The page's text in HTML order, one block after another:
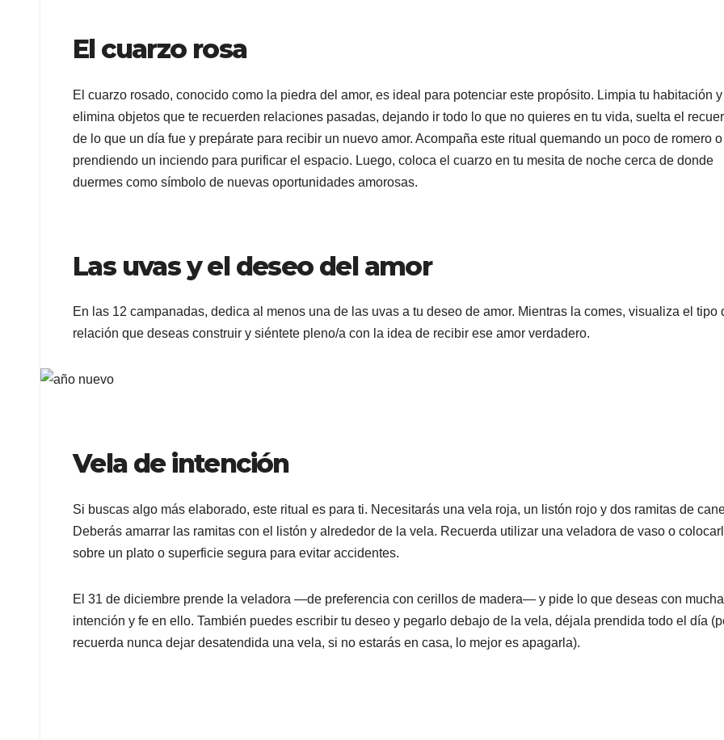
El cuarzo rosa
El cuarzo rosado, conocido como la piedra del amor, es ideal para potenciar este propósito. Limpia tu habitación y
elimina objetos que te recuerden relaciones pasadas, dejando ir todo lo que no quieres en tu vida, suelta el
de lo que un día fue y prepárate para recibir un nuevo amor. Acompaña este ritual quemando un poco de romero o
prendiendo un inciendo para purificar el espacio. Luego, coloca el cuarzo en tu mesita de noche cerca de donde
duermes como símbolo de nuevas oportunidades amorosas.
Las uvas y el deseo del amor
En las 12 campanadas, dedica al menos una de las uvas a tu deseo de amor. Mientras la comes, visualiza el tipo
relación que deseas construir y siéntete pleno/a con la idea de recibir ese amor verdadero.
Vela de intención
Si buscas algo más elaborado, este ritual es para ti. Necesitarás una vela roja, un listón rojo y dos ramitas de
Deberás amarrar las ramitas con el listón y alrededor de la vela. Recuerda utilizar una veladora de vaso o
sobre un plato o superficie segura para evitar accidentes.
El 31 de diciembre prende la veladora —de preferencia con cerillos de madera— y pide lo que deseas con mucha
intención y fe en ello. También puedes escribir tu deseo y pegarlo debajo de la vela, déjala prendida todo el día
recuerda nunca dejar desatendida una vela, si no estarás en casa, lo mejor es apagarla).